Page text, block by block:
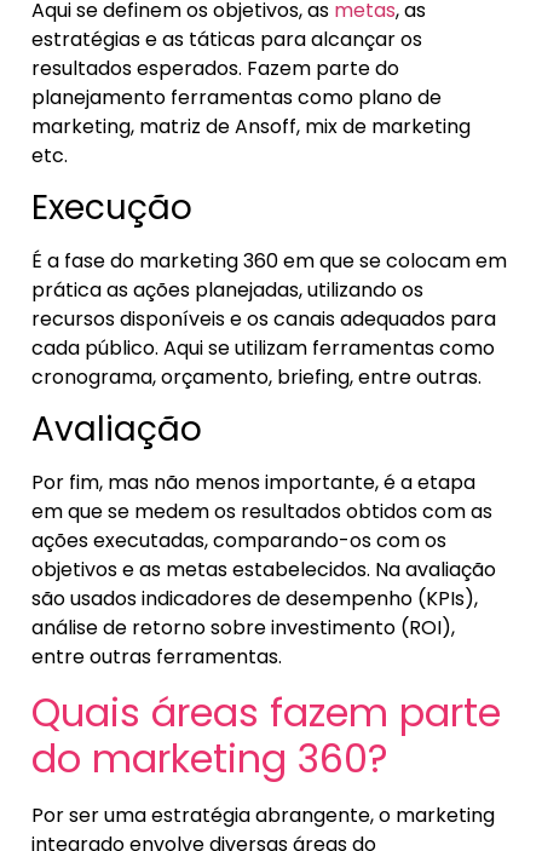
Aqui se definem os objetivos, as metas, as
estratégias e as táticas para alcançar os
resultados esperados. Fazem parte do
planejamento ferramentas como plano de
marketing, matriz de Ansoff, mix de marketing
etc.
Execução
É a fase do marketing 360 em que se colocam em
prática as ações planejadas, utilizando os
recursos disponíveis e os canais adequados para
cada público. Aqui se utilizam ferramentas como
cronograma, orçamento, briefing, entre outras.
Avaliação
Por fim, mas não menos importante, é a etapa
em que se medem os resultados obtidos com as
ações executadas, comparando-os com os
objetivos e as metas estabelecidos. Na avaliação
são usados indicadores de desempenho (KPIs),
análise de retorno sobre investimento (ROI),
entre outras ferramentas.
Quais áreas fazem parte
do marketing 360?
Por ser uma estratégia abrangente, o marketing
integrado envolve diversas áreas do